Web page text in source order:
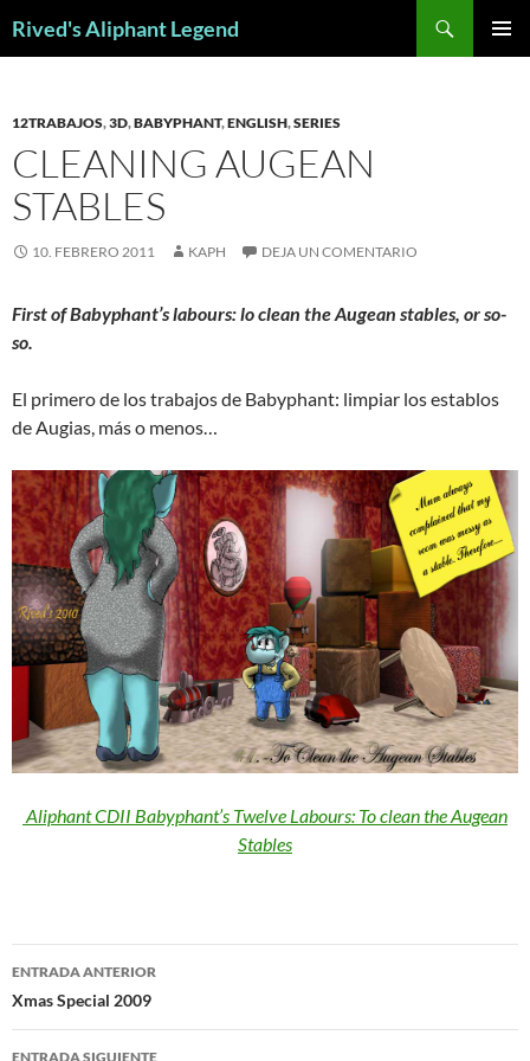
Rived's Aliphant Legend
12TRABAJOS,3D,BABYPHANT,ENGLISH,SERIES
CLEANING AUGEAN
STABLES
10. FEBRERO 2011 KAPH DEJA UN COMENTARIO
First of Babyphant’s labours: lo clean the Augean stables, or so-
so.
El primero de los trabajos de Babyphant: limpiar los establos
de Augias, más o menos…
Aliphant CDII Babyphant’s Twelve Labours: To clean the Augean
Stables
Navegación
de
entradas
ENTRADA ANTERIOR
Xmas Special 2009
ENTRADA SIGUIENTE